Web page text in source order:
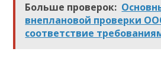
Больше проверок:
внеплановой проверки
соответствие